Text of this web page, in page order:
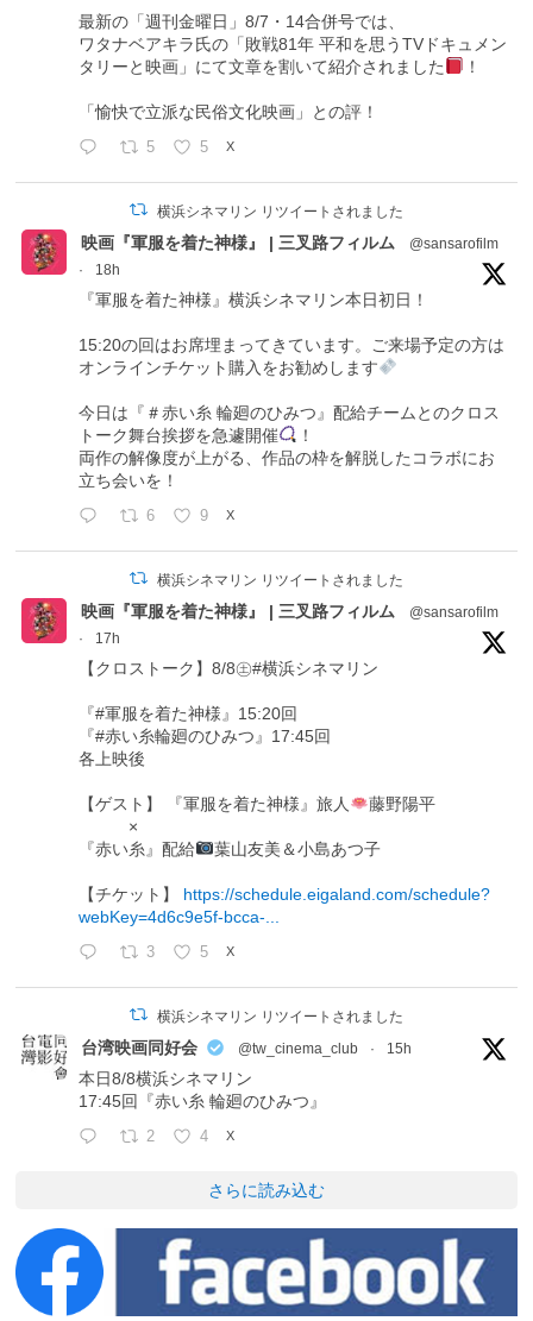
最新の「週刊金曜日」8/7・14合併号では、
ワタナベアキラ氏の「敗戦81年 平和を思うTVドキュメン
タリーと映画」にて文章を割いて紹介されました
！
「愉快で立派な民俗文化映画」との評！
5 5 X
横浜シネマリン リツイートされました
映画『軍服を着た神様』 | 三叉路フィルム
@sansarofilm
·
18h
『軍服を着た神様』横浜シネマリン本日初日！
15:20の回はお席埋まってきています。ご来場予定の方は
オンラインチケット購入をお勧めします
今日は『＃赤い糸 輪廻のひみつ』配給チームとのクロス
トーク舞台挨拶を急遽開催
！
両作の解像度が上がる、作品の枠を解脱したコラボにお
立ち会いを！
6 9 X
横浜シネマリン リツイートされました
映画『軍服を着た神様』 | 三叉路フィルム
@sansarofilm
·
17h
【クロストーク】8/8㊏#横浜シネマリン
『#軍服を着た神様』15:20回
『#赤い糸輪廻のひみつ』17:45回
各上映後
【ゲスト】 『軍服を着た神様』旅人
藤野陽平
×
『赤い糸』配給
葉山友美＆小島あつ子
【チケット】 https://schedule.eigaland.com/schedule?
webKey=4d6c9e5f-bcca-...
3 5 X
横浜シネマリン リツイートされました
台湾映画同好会 @tw_cinema_club · 15h
本日8/8横浜シネマリン
17:45回『赤い糸 輪廻のひみつ』
2 4 X
さらに読み込む